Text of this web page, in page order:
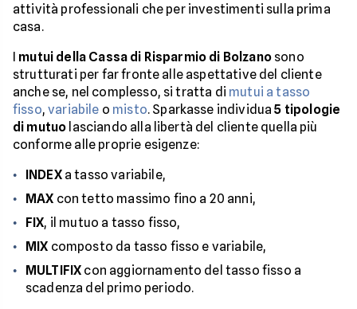
attività professionali che per investimenti sulla prima
casa.
I mutui della Cassa di Risparmio di Bolzanosono
strutturati per far fronte alle aspettative del cliente
anche se, nel complesso, si tratta di mutui a tasso
fisso,variabile o misto. Sparkasse individua5 tipologie
di mutuo lasciando alla libertà del cliente quella più
conforme alle proprie esigenze:
INDEXa tasso variabile,
MAX con tetto massimo fino a 20 anni,
FIX, il mutuo a tasso fisso,
MIX composto da tasso fisso e variabile,
MULTIFIX con aggiornamento del tasso fisso a
scadenza del primo periodo.